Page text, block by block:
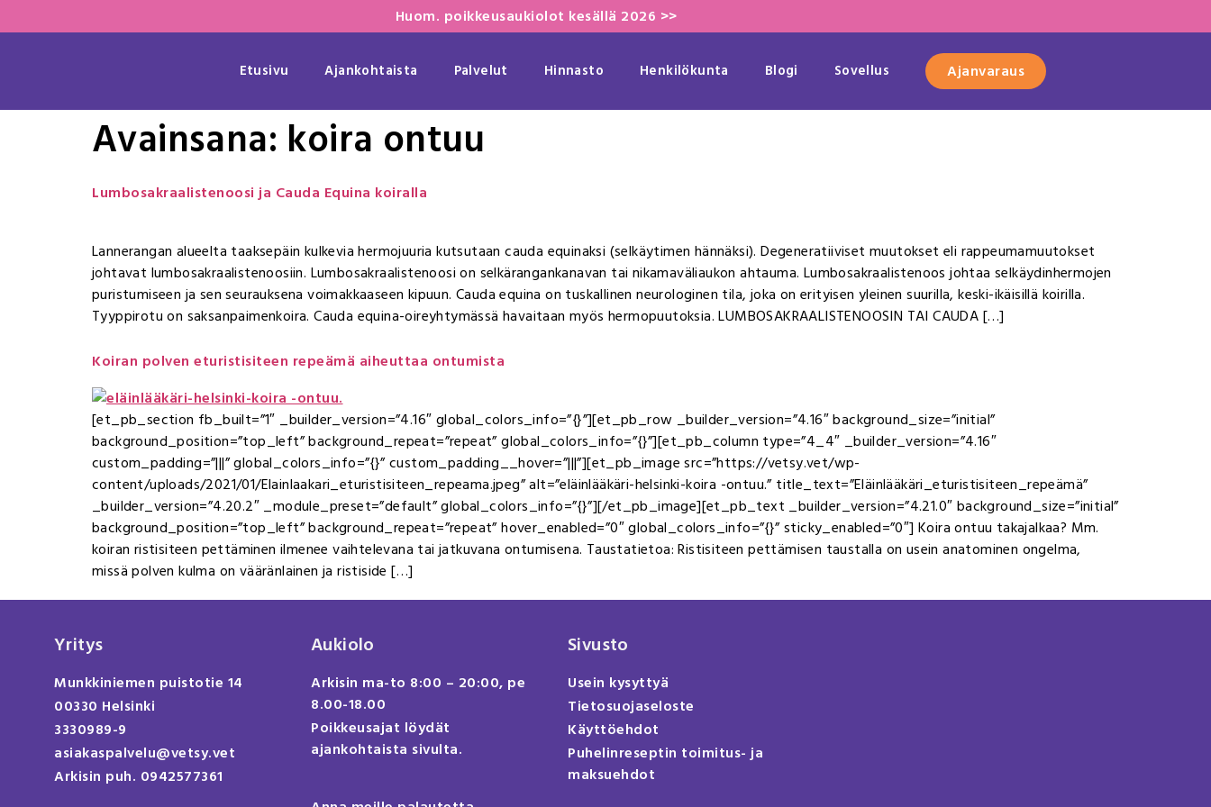
Huom. poikkeusaukiolot kesällä 2026 >>
Etusivu Ajankohtaista Palvelut Hinnasto Henkilökunta Blogi Sovellus Ajanvaraus
Avainsana: koira ontuu
Lumbosakraalistenoosi ja Cauda Equina koiralla
Lannerangan alueelta taaksepäin kulkevia hermojuuria kutsutaan cauda equinaksi (selkäytimen hännäksi). Degeneratiiviset muutokset eli rappeumamuutokset
johtavat lumbosakraalistenoosiin. Lumbosakraalistenoosi on selkärangankanavan tai nikamaväliaukon ahtauma. Lumbosakraalistenoos johtaa selkäydinhermojen
puristumiseen ja sen seurauksena voimakkaaseen kipuun. Cauda equina on tuskallinen neurologinen tila, joka on erityisen yleinen suurilla, keski-ikäisillä koirilla.
Tyyppirotu on saksanpaimenkoira. Cauda equina-oireyhtymässä havaitaan myös hermopuutoksia. LUMBOSAKRAALISTENOOSIN TAI CAUDA […]
Koiran polven eturistisiteen repeämä aiheuttaa ontumista
[et_pb_section fb_built=”1″ _builder_version=”4.16″ global_colors_info=”{}”][et_pb_row _builder_version=”4.16″ background_size=”initial”
background_position=”top_left” background_repeat=”repeat” global_colors_info=”{}”][et_pb_column type=”4_4″ _builder_version=”4.16″
custom_padding=”|||” global_colors_info=”{}” custom_padding__hover=”|||”][et_pb_image src=”https://vetsy.vet/wp-
content/uploads/2021/01/Elainlaakari_eturistisiteen_repeama.jpeg” alt=”eläinlääkäri-helsinki-koira -ontuu.” title_text=”Eläinlääkäri_eturistisiteen_repeämä”
_builder_version=”4.20.2″ _module_preset=”default” global_colors_info=”{}”][/et_pb_image][et_pb_text _builder_version=”4.21.0″ background_size=”initial”
background_position=”top_left” background_repeat=”repeat” hover_enabled=”0″ global_colors_info=”{}” sticky_enabled=”0″] Koira ontuu takajalkaa? Mm.
koiran ristisiteen pettäminen ilmenee vaihtelevana tai jatkuvana ontumisena. Taustatietoa: Ristisiteen pettämisen taustalla on usein anatominen ongelma,
missä polven kulma on vääränlainen ja ristiside […]
Yritys
Munkkiniemen puistotie 14
00330 Helsinki
3330989-9
asiakaspalvelu@vetsy.vet
Arkisin puh. 0942577361
Aukiolo
Arkisin ma-to 8:00 – 20:00, pe
8.00-18.00
Poikkeusajat löydät
ajankohtaista sivulta.
Sivusto
Usein kysyttyä
Tietosuojaseloste
Käyttöehdot
Puhelinreseptin toimitus- ja
maksuehdot